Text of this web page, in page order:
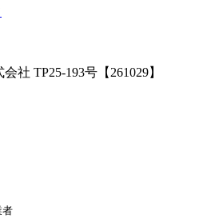
社 TP25-193号【261029】
者